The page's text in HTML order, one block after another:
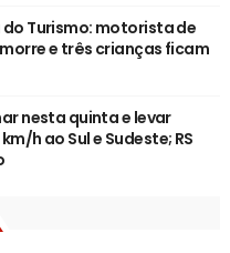
Turismo: motorista de
e três crianças ficam
nesta quinta e levar
h ao Sul e Sudeste; RS